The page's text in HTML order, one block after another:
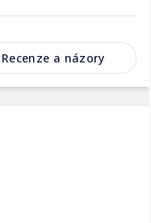
Recenze a názory